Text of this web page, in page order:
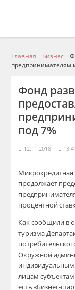
Главная Бизнес
предпринимателям
Фонд
под 7%
12.11.2018
Микрокредитная
продолжает
процентной
Как сообщили в
туризма
Окружной
лицам
есть «Бизнес-